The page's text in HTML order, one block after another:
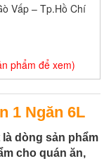
Vấp – Tp.Hồ Chí
phẩm để xem)
1 Ngăn 6L
dòng sản phẩm
cho quán ăn,